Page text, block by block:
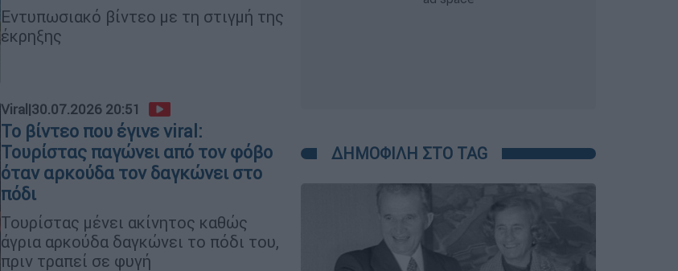
Εντυπωσιακό βίντεο με τη στιγμή της
έκρηξης
Viral |30.07.2026 20:51
Το βίντεο που έγινε viral:
Τουρίστας παγώνει από τον φόβο
όταν αρκούδα τον δαγκώνει στο
πόδι
Τουρίστας μένει ακίνητος καθώς
άγρια αρκούδα δαγκώνει το πόδι του,
πριν τραπεί σε φυγή
ΔΗΜΟΦΙΛΗ ΣΤΟ TAG